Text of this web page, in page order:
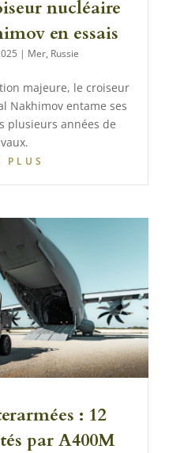
nucléaire
en essais
| Mer, Russie
majeure, le croiseur
Nakhimov entame ses
plusieurs années de
PLUS
: 12
par A400M